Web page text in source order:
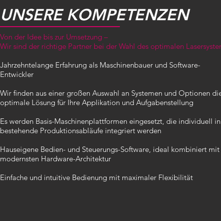
UNSERE KOMPETENZEN
Von der Idee bis zur Umsetzung –
Wir sind der richtige Partner bei der Wahl des optimalen
Jahrzehntelange Erfahrung als Maschinenbauer und Software-
Entwickler
Wir finden aus einer großen Auswahl an Systemen und Optionen
optimale Lösung für Ihre Applikation und Aufgabenstellung
Es werden Basis-Maschinenplattformen eingesetzt, die individuell in
bestehende Produktionsabläufe integriert werden
Hauseigene Bedien- und Steuerungs-Software, ideal kombiniert
modernsten Hardware-Architektur
Einfache und intuitive Bedienung mit maximaler Flexibilität